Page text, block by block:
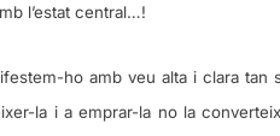
l’estat central…!
ho amb veu alta i clara tan
la i a emprar-la no la